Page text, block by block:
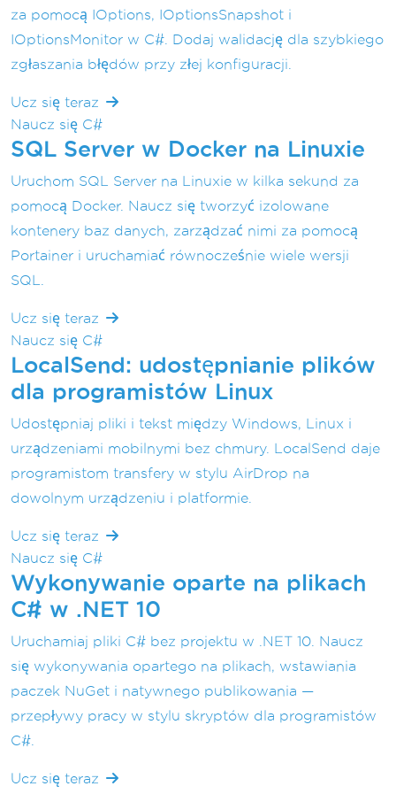
za pomocą IOptions, IOptionsSnapshot i
IOptionsMonitor w C#. Dodaj walidację dla szybkiego
zgłaszania błędów przy złej konfiguracji.
Ucz się teraz
Naucz się C#
SQL Server w Docker na Linuxie
Uruchom SQL Server na Linuxie w kilka sekund za
pomocą Docker. Naucz się tworzyć izolowane
kontenery baz danych, zarządzać nimi za pomocą
Portainer i uruchamiać równocześnie wiele wersji
SQL.
Ucz się teraz
Naucz się C#
LocalSend: udostępnianie plików
dla programistów Linux
Udostępniaj pliki i tekst między Windows, Linux i
urządzeniami mobilnymi bez chmury. LocalSend daje
programistom transfery w stylu AirDrop na
dowolnym urządzeniu i platformie.
Ucz się teraz
Naucz się C#
Wykonywanie oparte na plikach
C# w .NET 10
Uruchamiaj pliki C# bez projektu w .NET 10. Naucz
się wykonywania opartego na plikach, wstawiania
paczek NuGet i natywnego publikowania —
przepływy pracy w stylu skryptów dla programistów
C#.
Ucz się teraz